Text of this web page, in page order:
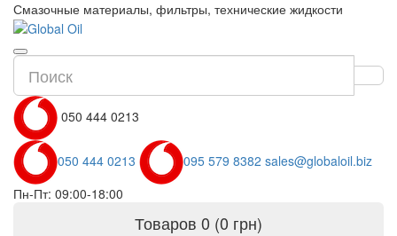
Смазочные материалы, фильтры, технические жидкости
050 444 0213
050 444 0213 095 579 8382 sales@globaloil.biz
Пн-Пт: 09:00-18:00
Товаров 0 (0 грн)